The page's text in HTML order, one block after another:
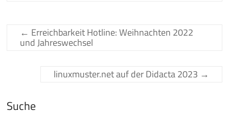
← Erreichbarkeit Hotline: Weihnachten 2022
und Jahreswechsel
linuxmuster.net auf der Didacta 2023 →
Suche